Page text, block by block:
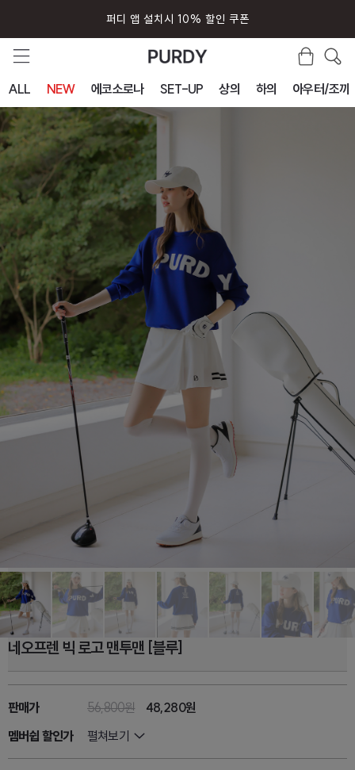
퍼디 앱 설치시 10% 할인 쿠폰
ALL NEW 에코소로나 SET-UP 상의 하의 아우터/조끼
네오프렌 빅 로고 맨투맨 [블루]
판매가 56,800원 48,280원
멤버쉽 할인가
펼쳐보기